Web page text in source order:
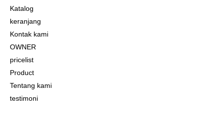
Katalog
keranjang
Kontak kami
OWNER
pricelist
Product
Tentang kami
testimoni